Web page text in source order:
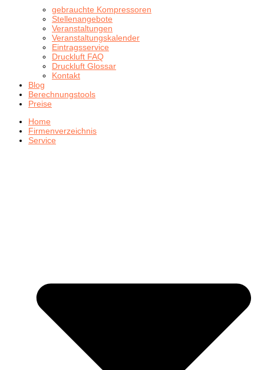
gebrauchte Kompressoren
Stellenangebote
Veranstaltungen
Veranstaltungskalender
Eintragsservice
Druckluft FAQ
Druckluft Glossar
Kontakt
Blog
Berechnungstools
Preise
Home
Firmenverzeichnis
Service